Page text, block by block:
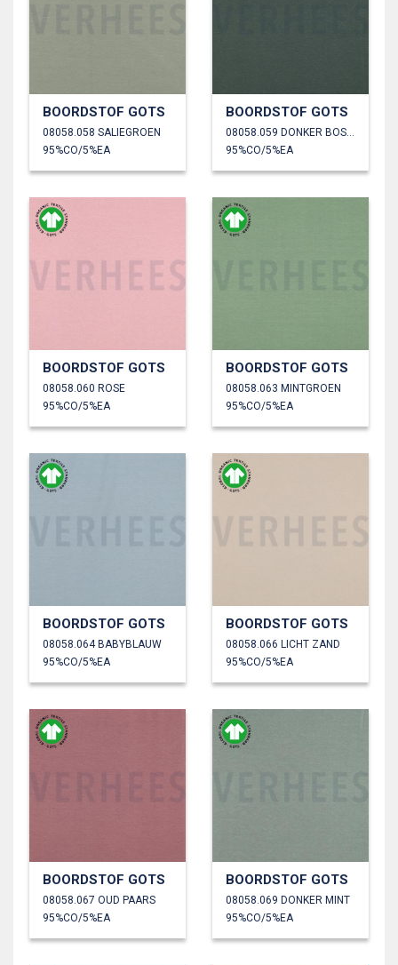
BOORDSTOF GOTS
08058.058 SALIEGROEN
95%CO/5%EA
BOORDSTOF GOTS
08058.059 DONKER BOSGROEN
95%CO/5%EA
BOORDSTOF GOTS
08058.060 ROSE
95%CO/5%EA
BOORDSTOF GOTS
08058.063 MINTGROEN
95%CO/5%EA
BOORDSTOF GOTS
08058.064 BABYBLAUW
95%CO/5%EA
BOORDSTOF GOTS
08058.066 LICHT ZAND
95%CO/5%EA
BOORDSTOF GOTS
08058.067 OUD PAARS
95%CO/5%EA
BOORDSTOF GOTS
08058.069 DONKER MINT
95%CO/5%EA